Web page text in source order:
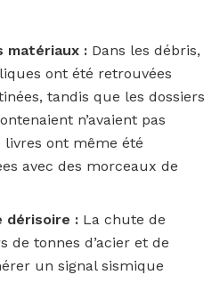
matériaux : Dans les débris,
ont été retrouvées
tandis que les dossiers
n’avaient pas
livres ont même été
avec des morceaux de
dérisoire : La chute de
de tonnes d’acier et de
un signal sismique